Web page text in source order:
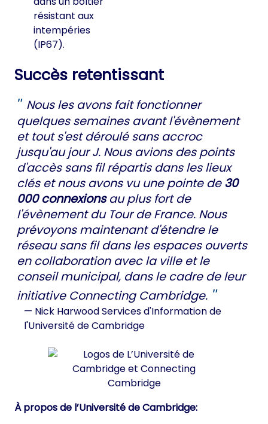
résistant aux
intempéries
(IP67).
Succès retentissant
Nous les avons fait fonctionner
quelques semaines avant l'évènement
et tout s'est déroulé sans accroc
jusqu'au jour J. Nous avions des points
d'accès sans fil répartis dans les lieux
clés et nous avons vu une pointe de 30
000 connexionsau plus fort de
l'évènement du Tour de France. Nous
prévoyons maintenant d'étendre le
réseau sans fil dans les espaces ouverts
en collaboration avec la ville et le
conseil municipal, dans le cadre de leur
initiative Connecting Cambridge.
— Nick HarwoodServices d'Information de
l'Université de Cambridge
À propos de l’Université de Cambridge: